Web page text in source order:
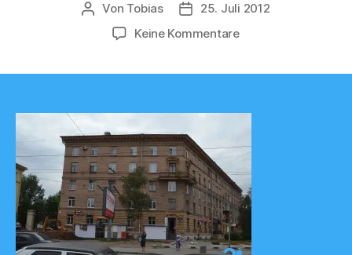
Beitragsautor
Von Tobias Veröffentlichungsdatum
25. Juli 2012
Keine Kommentarezu